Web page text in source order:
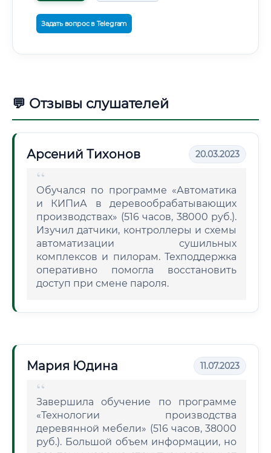
Задать вопрос в Telegram
💬 Отзывы слушателей
Арсений Тихонов 20.03.2023
Обучался по программе «Автоматика
и КИПиА в деревообрабатывающих
производствах» (516 часов, 38000 руб.).
Изучил датчики, контроллеры и схемы
автоматизации сушильных
комплексов и пилорам. Техподдержка
оперативно помогла восстановить
доступ при смене пароля.
Мария Юдина 11.07.2023
Завершила обучение по программе
«Технологии производства
деревянной мебели» (516 часов, 38000
руб.). Большой объем информации, но